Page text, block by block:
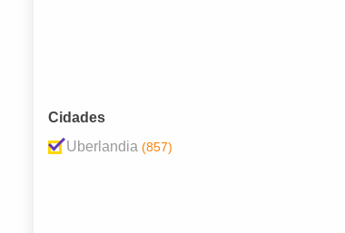
Cidades
Uberlandia (857)